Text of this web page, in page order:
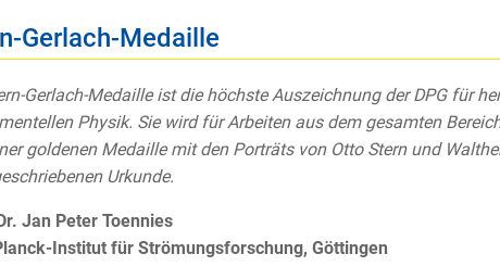
Gerlach-Medaille
Gerlach-Medaille ist die höchste Auszeichnung der DPG für
Physik. Sie wird für Arbeiten aus dem gesamten
goldenen Medaille mit den Porträts von Otto Stern und
Urkunde.
Jan Peter Toennies
Institut für Strömungsforschung, Göttingen